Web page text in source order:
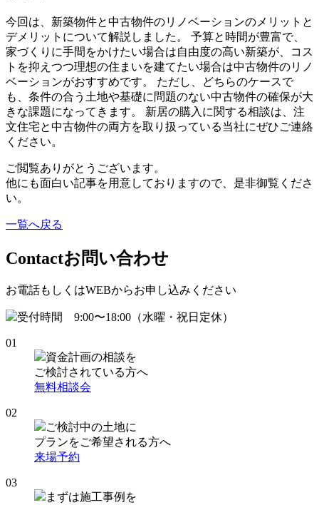
今回は、新築物件と中古物件のリノベーションのメリットと
デメリットについて解説しました。 予算と時間が豊富で、
家づくりに手間をかけたい場合は自由度の高い新築が、コス
トを抑えつつ理想の住まいを建てたい場合は中古物件のリノ
ベーションがおすすめです。 ただし、どちらのケースで
も、条件の合う土地や基礎に問題のない中古物件の確保が大
きな課題になってきます。 新居の購入に関する相談は、注
文住宅と中古物件の両方を取り扱っている当社にぜひご連絡
ください。
ご閲覧ありがとうございます。
他にも面白い記事を用意しておりますので、是非御覧くださ
い。
一覧へ戻る
Contactお問い合わせ
お電話もしくはWEBからお申し込みください
受付時間 9:00〜18:00（水曜・祝日定休）
01
資金計画の相談を
ご検討されている方へ
無料相談会
02
ご検討中の土地に
プランをご希望される方へ
来場予約
03
まずは施工事例を